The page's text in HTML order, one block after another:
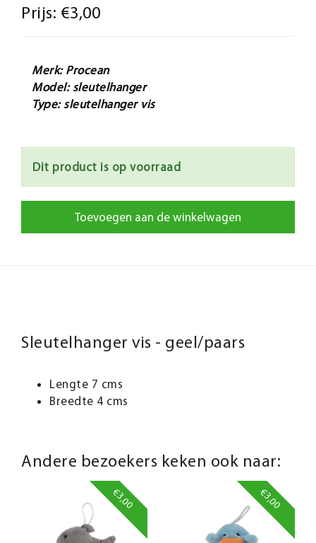
Prijs: €3,00
Merk: Procean
Model: sleutelhanger
Type: sleutelhanger vis
Dit product is op voorraad
Toevoegen aan de winkelwagen
Sleutelhanger vis - geel/paars
Lengte 7 cms
Breedte 4 cms
Andere bezoekers keken ook naar:
€3,00 €3,00